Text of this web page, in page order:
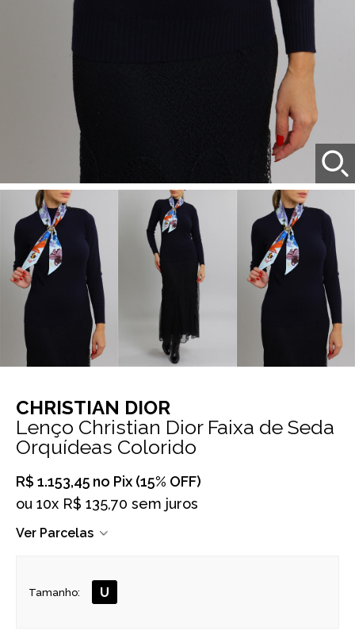
CHRISTIAN DIOR
Lenço Christian Dior Faixa de Seda
Orquídeas Colorido
R$ 1.153,45 no Pix (15% OFF)
ou 10x R$ 135,70 sem juros
Ver Parcelas
Tamanho: U